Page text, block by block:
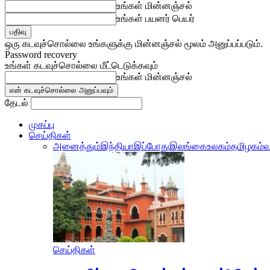
உங்கள் மின்னஞ்சல்
உங்கள் பயனர் பெயர்
ஒரு கடவுச்சொல்லை உங்களுக்கு மின்னஞ்சல் மூலம் அனுப்பப்படும்.
Password recovery
உங்கள் கடவுச்சொல்லை மீட்டெடுக்கவும்
உங்கள் மின்னஞ்சல்
தேடல்
முகப்பு
செய்திகள்
அனைத்தும்இந்தியாஇப்போதுஇலங்கைஉலகம்தமிழகம்
செய்திகள்